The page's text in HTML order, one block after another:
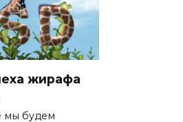
жирафа
мы будем